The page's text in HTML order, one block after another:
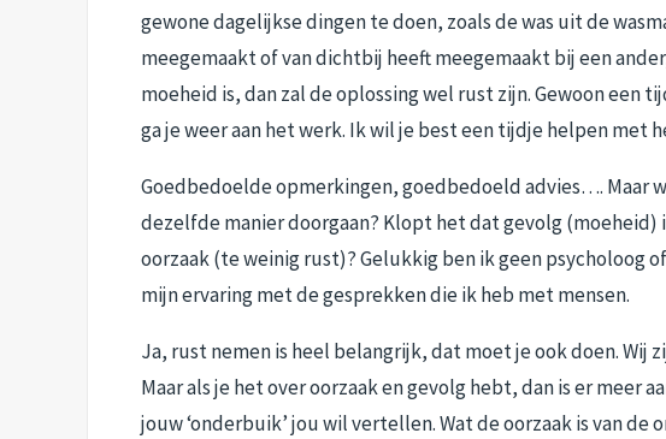
gewone dagelijkse dingen te doen, zoals de was uit de
meegemaakt of van dichtbij heeft meegemaakt bij een
moeheid is, dan zal de oplossing wel rust zijn. Gewoon een
ga je weer aan het werk. Ik wil je best een tijdje helpen met
Goedbedoelde opmerkingen, goedbedoeld advies…. Maar
dezelfde manier doorgaan? Klopt het dat gevolg
oorzaak (te weinig rust)? Gelukkig ben ik geen psycholoog
mijn ervaring met de gesprekken die ik heb met mensen.
Ja, rust nemen is heel belangrijk, dat moet je ook doen. Wij
Maar als je het over oorzaak en gevolg hebt, dan is er meer
jouw ‘onderbuik’ jou wil vertellen. Wat de oorzaak is van de